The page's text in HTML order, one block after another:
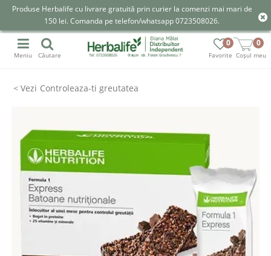
Produse Herbalife cu livrare gratuită prin curier la comenzi mai mari de
150 lei. Comanda pe telefon/whatsapp 0723508026.
Favorite
0
Coșul meu
0
Meniu Căutare
Controleaza-ti greutatea